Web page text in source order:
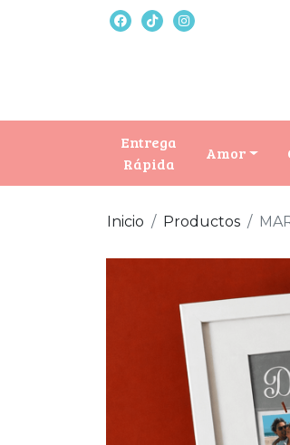
Entrega
Rápida
Amor
Inicio Productos